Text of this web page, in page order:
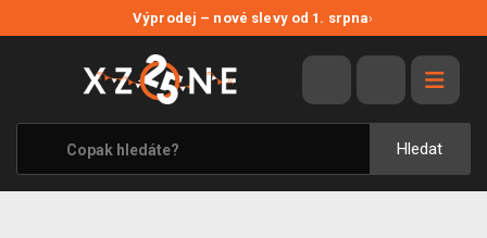
Výprodej – nové slevy od 1. srpna›
Hledat
VÝPRODEJ
VIDEOHRY
XZONE ORIGINALS
TÉMATIKY